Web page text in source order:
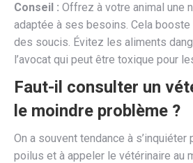
Conseil : Offrez à votre animal une
adaptée à ses besoins. Cela
des soucis. Évitez les aliments
l’avocat qui peut être toxique pour
Faut-il consulter un
le moindre problème ?
On a souvent tendance à
poilus et à appeler le vétérinaire au